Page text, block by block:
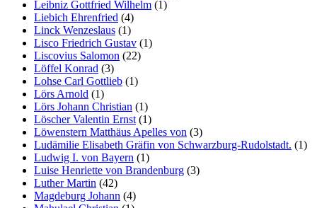
Leibniz Gottfried Wilhelm (1)
Liebich Ehrenfried (4)
Linck Wenzeslaus (1)
Lisco Friedrich Gustav (1)
Liscovius Salomon (22)
Löffel Konrad (3)
Lohse Carl Gottlieb (1)
Lörs Arnold (1)
Lörs Johann Christian (1)
Löscher Valentin Ernst (1)
Löwenstern Matthäus Apelles von (3)
Ludämilie Elisabeth Gräfin von Schwarzburg-Rudolstadt. (1)
Ludwig I. von Bayern (1)
Luise Henriette von Brandenburg (3)
Luther Martin (42)
Magdeburg Johann (4)